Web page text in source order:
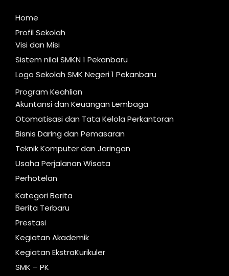
Home
Profil Sekolah
Visi dan Misi
Sistem nilai SMKN 1 Pekanbaru
Logo Sekolah SMK Negeri 1 Pekanbaru
Program Keahlian
Akuntansi dan Keuangan Lembaga
Otomatisasi dan Tata Kelola Perkantoran
Bisnis Daring dan Pemasaran
Teknik Komputer dan Jaringan
Usaha Perjalanan Wisata
Perhotelan
Kategori Berita
Berita Terbaru
Prestasi
Kegiatan Akademik
Kegiatan EkstraKurikuler
SMK – PK